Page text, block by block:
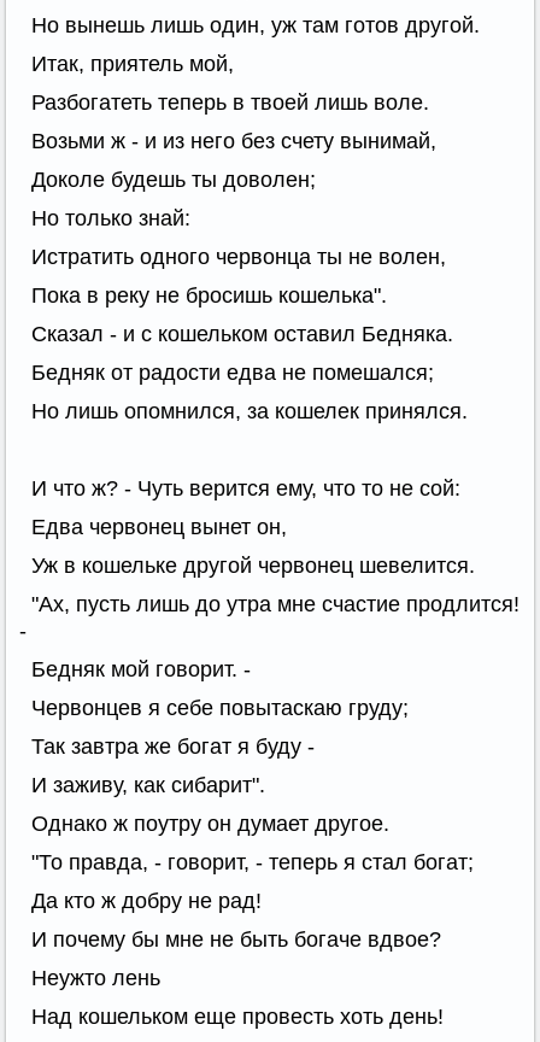
Но вынешь лишь один, уж там готов другой.
Итак, приятель мой,
Разбогатеть теперь в твоей лишь воле.
Возьми ж - и из него без счету вынимай,
Доколе будешь ты доволен;
Но только знай:
Истратить одного червонца ты не волен,
Пока в реку не бросишь кошелька".
Сказал - и с кошельком оставил Бедняка.
Бедняк от радости едва не помешался;
Но лишь опомнился, за кошелек принялся.
И что ж? - Чуть верится ему, что то не сой:
Едва червонец вынет он,
Уж в кошельке другой червонец шевелится.
"Ах, пусть лишь до утра мне счастие продлится!
-
Бедняк мой говорит. -
Червонцев я себе повытаскаю груду;
Так завтра же богат я буду -
И заживу, как сибарит".
Однако ж поутру он думает другое.
"То правда, - говорит, - теперь я стал богат;
Да кто ж добру не рад!
И почему бы мне не быть богаче вдвое?
Неужто лень
Над кошельком еще провесть хоть день!